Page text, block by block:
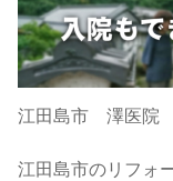
江田島市 澤医院
江田島市のリフォ